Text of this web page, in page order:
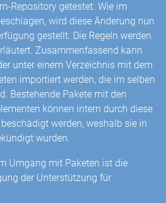
Repository getestet. Wie im
wird diese Änderung nun
gestellt. Die Regeln werden
Zusammenfassend kann
unter einem Verzeichnis mit dem
importiert werden, die im selben
Bestehende Pakete mit den
können intern durch diese
werden, weshalb sie in
wurden.
Umgang mit Paketen ist die
der Unterstützung für